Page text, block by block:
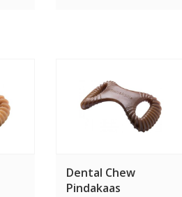
Dental Chew
Pindakaas